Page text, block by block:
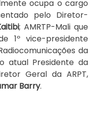
ocupa o cargo
pelo Diretor-
; AMRTP-Mali que
1º vice-presidente
da
atual Presidente da
Geral da ARPT,
Barry.